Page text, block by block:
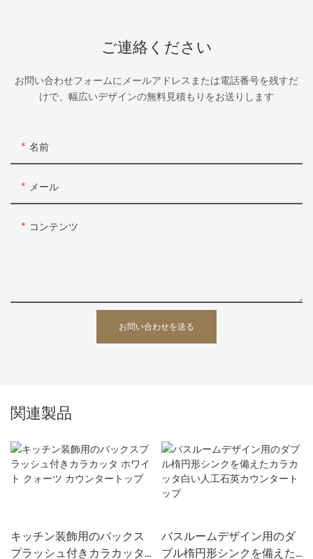
ご連絡ください
お問い合わせフォームにメールアドレスまたは電話番号を残すだ
けで、幅広いデザインの無料見積もりをお送りします
名前
メール
コンテンツ
お問い合わせを送る
関連製品
キッチン装飾用のバックス
プラッシュ付きカラカッタ
バスルームデザイン用のダ
ブル楕円形シンクを備えた